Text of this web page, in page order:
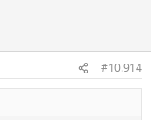
#10.914